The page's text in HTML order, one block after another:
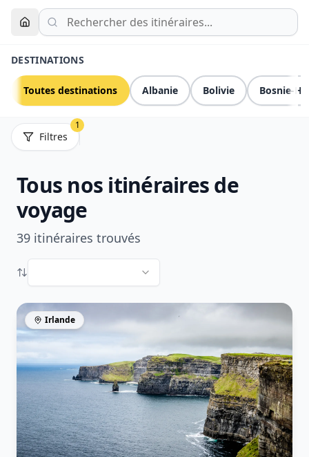
DESTINATIONS
Toutes destinations Albanie Bolivie Bosnie-
Filtres
1
Tous nos itinéraires de
voyage
39 itinéraires trouvés
Irlande